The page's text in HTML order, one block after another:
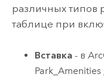
различных типов
таблице при
Вставка - в